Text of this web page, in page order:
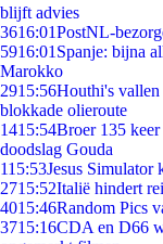
blijft advies
3616:01PostNL-
5916:01 Spanje: bijna
Marokko
2915:56Houthi's vallen
blokkade olieroute
1415:54Broer 135 keer
doodslag Gouda
115:53Jesus Simulator
2715:52Italië hindert
4015:46Random Pics
3715:16CDA en D66